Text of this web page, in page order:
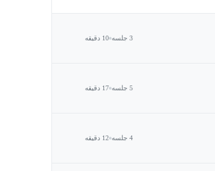
3 جلسه 10 دقیقه
5 جلسه 17 دقیقه
4 جلسه 12 دقیقه